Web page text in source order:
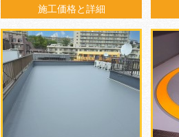
施工価格と詳細